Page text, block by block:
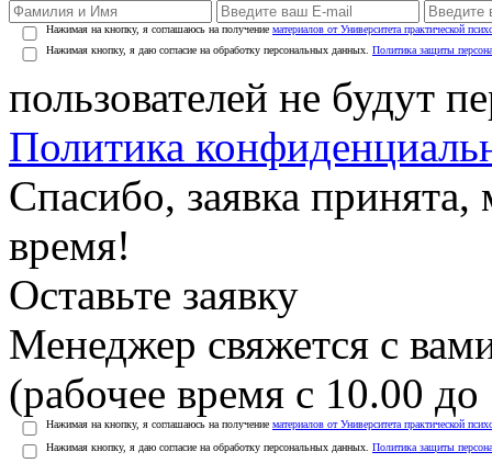
Нажимая на кнопку, я соглашаюсь на получение материалов от Университета практической
Нажимая кнопку, я даю согласие на обработку персональных данных. Политика защиты
пользователей не будут
Политика
Спасибо, заявка
время!
Оставьте заявку
Менеджер свяжется с
(рабочее время с 10.00
Нажимая на кнопку, я соглашаюсь на получение материалов от Университета практической
Нажимая кнопку, я даю согласие на обработку персональных данных. Политика защиты